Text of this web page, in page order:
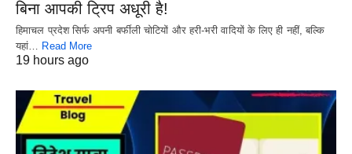
बिना आपकी ट्रिप अधूरी है!
हिमाचल प्रदेश सिर्फ अपनी बर्फीली चोटियों और हरी-भरी वादियों के लिए ही नहीं, बल्कि
यहां…
Read More
19 hours ago